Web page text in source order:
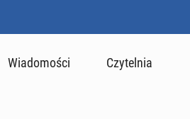
Wiadomości Czytelnia